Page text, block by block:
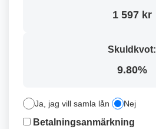
1 597 kr
Skuldkvot:
9.80%
Ja, jag vill samla lån Nej
Betalningsanmärkning